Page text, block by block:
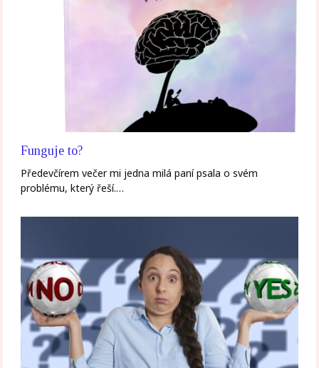
Funguje to?
Předevčírem večer mi jedna milá paní psala o svém
problému, který řeší.…